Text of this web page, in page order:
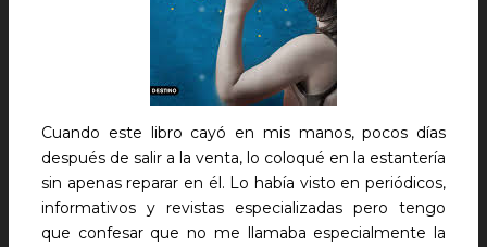
Cuando este libro cayó en mis manos, pocos días
después de salir a la venta, lo coloqué en la estantería
sin apenas reparar en él. Lo había visto en periódicos,
informativos y revistas especializadas pero tengo
que confesar que no me llamaba especialmente la